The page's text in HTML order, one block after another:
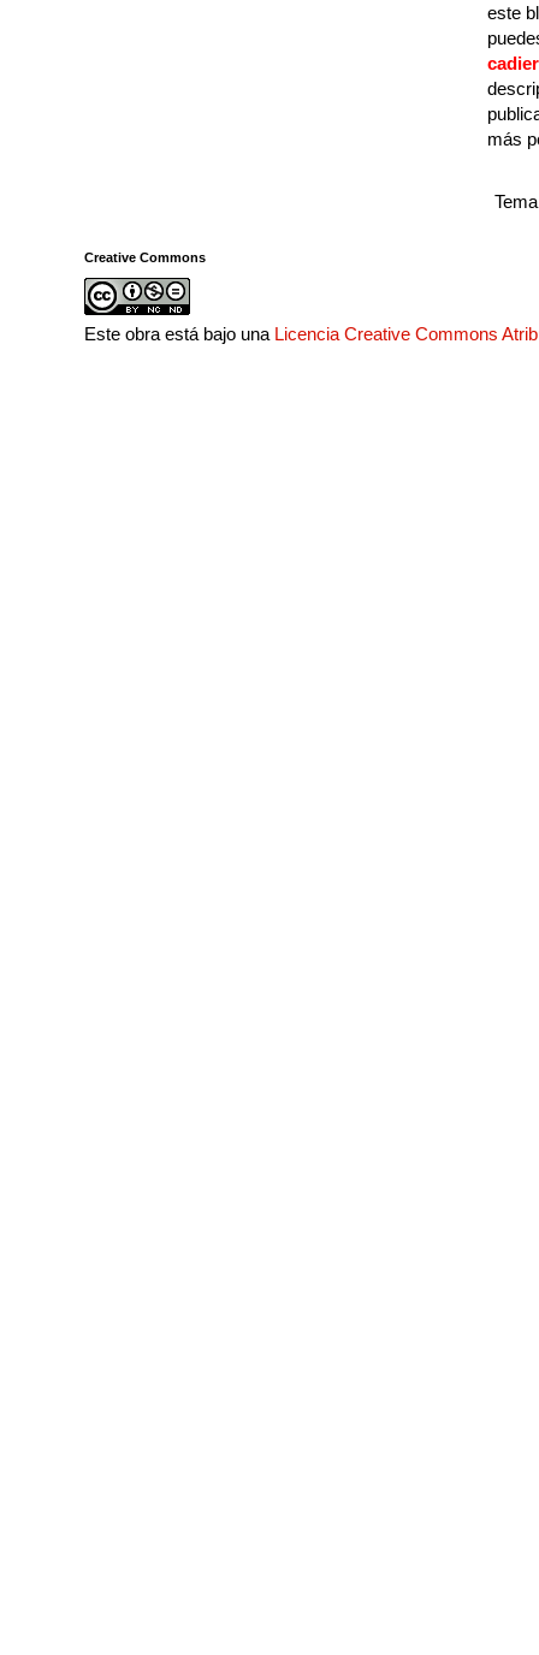
este
más
Creative Commons
Este obra está bajo una Licencia Creative Commons